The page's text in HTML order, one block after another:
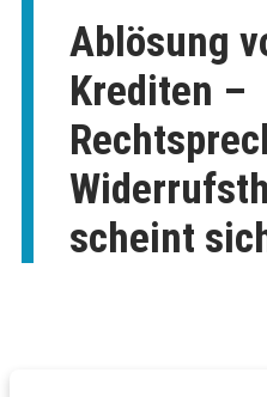
Ablösung
Krediten –
scheint